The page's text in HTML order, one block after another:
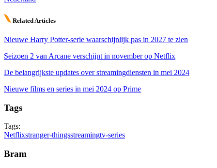
Related Articles
Nieuwe Harry Potter-serie waarschijnlijk pas in 2027 te zien
Seizoen 2 van Arcane verschijnt in november op Netflix
De belangrijkste updates over streamingdiensten in mei 2024
Nieuwe films en series in mei 2024 op Prime
Tags
Tags:
Netflixstranger-thingsstreamingtv-series
Bram